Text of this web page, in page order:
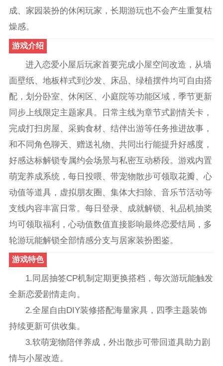
成、家园装扮的休闲玩家，长期游玩也不会产生重复枯
燥感。
游戏介绍
进入恋爱小屋后玩家首要完成小屋空间改造，从墙
面壁纸、地板样式到沙发、床品、绿植摆件均可自由搭
配，划分卧室、休闲区、小庭院等功能区域，季节更新
同步上线限定主题家具。日常主线为章节式剧情关卡，
完成打扫房屋、采购食材、结伴出游等任务推进故事，
和不同角色聊天、赠送礼物、共同出行能提升好感度，
好感达标解锁专属约会场景与私密互动桥段。游戏内置
萌宠养成系统，每日投喂、带宠物散步可领取花瓣、心
动值等道具，虚拟朋友圈、集体大扫除、音乐节活动等
支线内容丰富日常。每日登录、成就解锁、礼品机抽奖
均可领取福利，心动值数值直接影响最终恋爱结局，多
轮游玩能解锁全部情感分支与居家装扮图鉴。
游戏特色
1.同居抽签CP机制定期更换搭档，每次游玩能触发
全新恋爱剧情走向。
2.全屋自由DIY装修搭配海量家具，四季主题装饰
持续更新可供收集。
3.软萌宠物陪伴养成，外出散步可带回道具助力剧
情与小屋改造。